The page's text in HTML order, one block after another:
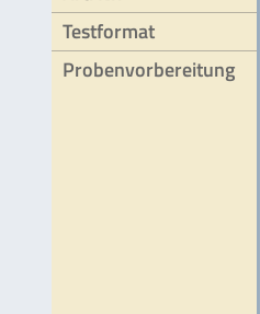
Testformat
Probenvorbereitung